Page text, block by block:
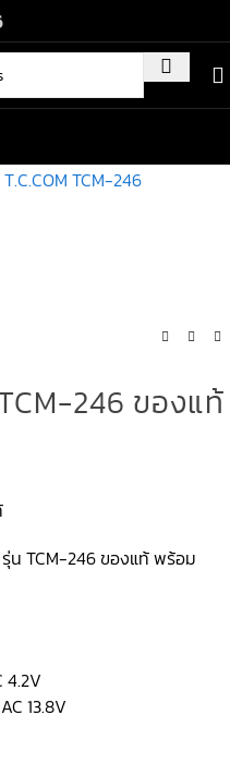
246 ของแท้
รุ่น TCM-246 ของแท้ พร้อม
4.2V
13.8V